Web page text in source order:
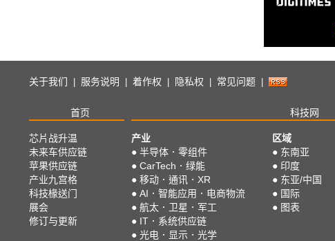
关于我们 服务说明 着作权 隐私权 常见问题
首页 科技网
芯片战升温
未来车供应链
苹果供应链
产业九宫格
科技椽送门
展会
修订与更新
产业
● 半导体．零组件
● CarTech．绿能
● 移动．通讯．XR
● AI．智能应用．电商物流
● 航太．卫星．军工
● IT．系统供应链
● 光电．显示．光学
区域
● 东南亚
● 印度
● 东亚/中国
● 国际
● 图表